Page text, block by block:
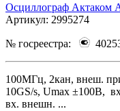
Осциллограф Актаком
Артикул: 2995274
№ госреестра:
100МГц, 2кан, внеш.
10GS/s, Umax ±100В,
вх. внешн. ...